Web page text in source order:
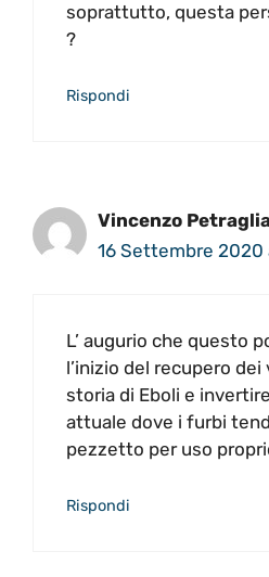
soprattutto, questa
?
Rispondi
Vincenzo
16 Settembre 2020
L’ augurio che questo
l’inizio del recupero dei
storia di Eboli e
attuale dove i furbi
pezzetto per uso
Rispondi